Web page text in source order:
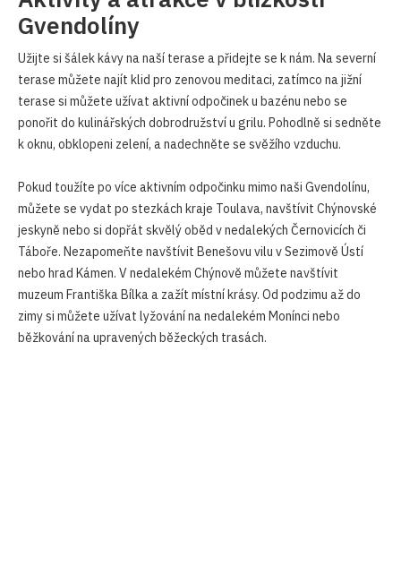
Gvendolíny
Užijte si šálek kávy na naší terase a přidejte se k nám. Na severní
terase můžete najít klid pro zenovou meditaci, zatímco na jižní
terase si můžete užívat aktivní odpočinek u bazénu nebo se
ponořit do kulinářských dobrodružství u grilu. Pohodlně si sedněte
k oknu, obklopeni zelení, a nadechněte se svěžího vzduchu.
Pokud toužíte po více aktivním odpočinku mimo naši Gvendolínu,
můžete se vydat po stezkách kraje Toulava, navštívit Chýnovské
jeskyně nebo si dopřát skvělý oběd v nedalekých Černovicích či
Táboře. Nezapomeňte navštívit Benešovu vilu v Sezimově Ústí
nebo hrad Kámen. V nedalekém Chýnově můžete navštívit
muzeum Františka Bílka a zažít místní krásy. Od podzimu až do
zimy si můžete užívat lyžování na nedalekém Monínci nebo
běžkování na upravených běžeckých trasách.